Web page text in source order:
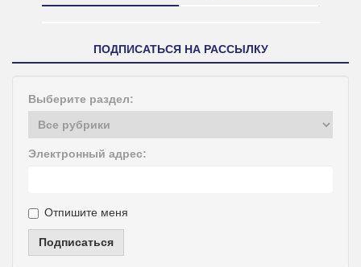
ПОДПИСАТЬСЯ НА РАССЫЛКУ
Выберите раздел:
Электронный адрес:
Отпишите меня
Подписаться